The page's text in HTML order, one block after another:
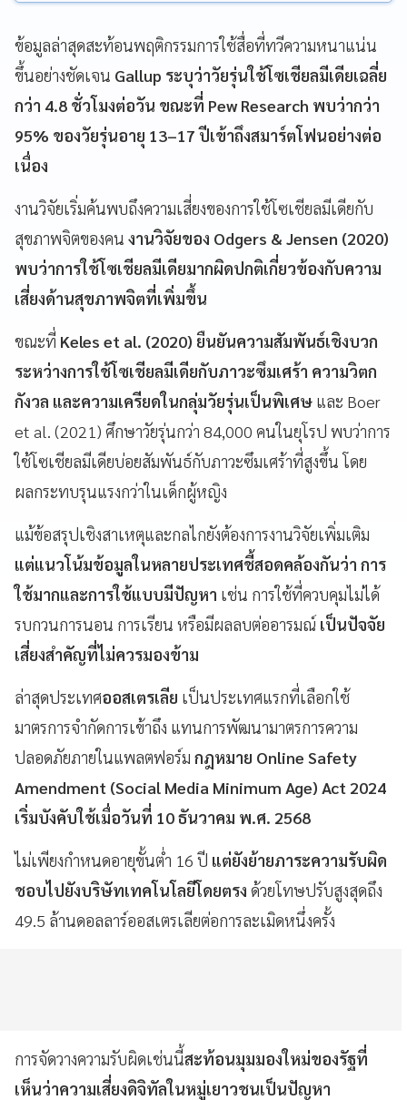
ข้อมูลล่าสุดสะท้อนพฤติกรรมการใช้สื่อที่ทวีความหนาแน่น
ขึ้นอย่างชัดเจน Gallup ระบุว่าวัยรุ่นใช้โซเชียลมีเดียเฉลี่ย
กว่า 4.8 ชั่วโมงต่อวัน ขณะที่ Pew Research พบว่ากว่า
95% ของวัยรุ่นอายุ 13–17 ปีเข้าถึงสมาร์ตโฟนอย่างต่อ
เนื่อง
งานวิจัยเริ่มค้นพบถึงความเสี่ยงของการใช้โซเชียลมีเดียกับ
สุขภาพจิตของคน งานวิจัยของ Odgers & Jensen (2020)
พบว่าการใช้โซเชียลมีเดียมากผิดปกติเกี่ยวข้องกับความ
เสี่ยงด้านสุขภาพจิตที่เพิ่มขึ้น
ขณะที่ Keles et al. (2020) ยืนยันความสัมพันธ์เชิงบวก
ระหว่างการใช้โซเชียลมีเดียกับภาวะซึมเศร้า ความวิตก
กังวล และความเครียดในกลุ่มวัยรุ่นเป็นพิเศษ และ Boer
et al. (2021) ศึกษาวัยรุ่นกว่า 84,000 คนในยุโรป พบว่าการ
ใช้โซเชียลมีเดียบ่อยสัมพันธ์กับภาวะซึมเศร้าที่สูงขึ้น โดย
ผลกระทบรุนแรงกว่าในเด็กผู้หญิง
แม้ข้อสรุปเชิงสาเหตุและกลไกยังต้องการงานวิจัยเพิ่มเติม
แต่แนวโน้มข้อมูลในหลายประเทศชี้สอดคล้องกันว่า การ
ใช้มากและการใช้แบบมีปัญหา เช่น การใช้ที่ควบคุมไม่ได้
รบกวนการนอน การเรียน หรือมีผลลบต่ออารมณ์ เป็นปัจจัย
เสี่ยงสำคัญที่ไม่ควรมองข้าม
ล่าสุดประเทศออสเตรเลีย เป็นประเทศแรกที่เลือกใช้
มาตรการจำกัดการเข้าถึง แทนการพัฒนามาตรการความ
ปลอดภัยภายในแพลตฟอร์ม กฎหมาย Online Safety
Amendment (Social Media Minimum Age) Act 2024
เริ่มบังคับใช้เมื่อวันที่ 10 ธันวาคม พ.ศ. 2568
ไม่เพียงกำหนดอายุขั้นต่ำ 16 ปี แต่ยังย้ายภาระความรับผิด
ชอบไปยังบริษัทเทคโนโลยีโดยตรง ด้วยโทษปรับสูงสุดถึง
49.5 ล้านดอลลาร์ออสเตรเลียต่อการละเมิดหนึ่งครั้ง
การจัดวางความรับผิดเช่นนี้สะท้อนมุมมองใหม่ของรัฐที่
เห็นว่าความเสี่ยงดิจิทัลในหมู่เยาวชนเป็นปัญหา